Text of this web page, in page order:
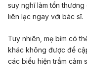
suy nghĩ làm tổn
liên lạc ngay với bác sĩ.
Tuy nhiên, mẹ bỉm có
khác không được đề
các biểu hiện trầm cảm